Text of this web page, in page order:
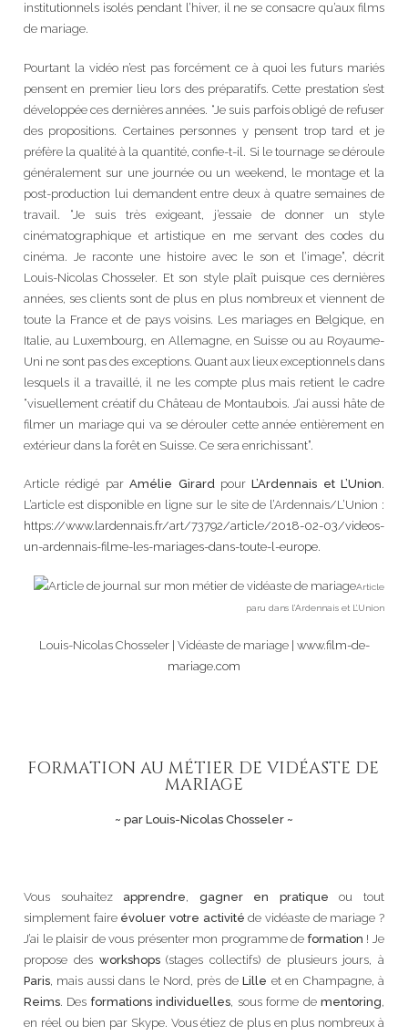
institutionnels isolés pendant l’hiver, il ne se consacre qu’aux films
de mariage.
Pourtant la vidéo n’est pas forcément ce à quoi les futurs mariés
pensent en premier lieu lors des préparatifs. Cette prestation s’est
développée ces dernières années. “Je suis parfois obligé de refuser
des propositions. Certaines personnes y pensent trop tard et je
préfère la qualité à la quantité, confie-t-il. Si le tournage se déroule
généralement sur une journée ou un weekend, le montage et la
post-production lui demandent entre deux à quatre semaines de
travail. “Je suis très exigeant, j’essaie de donner un style
cinématographique et artistique en me servant des codes du
cinéma. Je raconte une histoire avec le son et l’image”, décrit
Louis-Nicolas Chosseler. Et son style plaît puisque ces dernières
années, ses clients sont de plus en plus nombreux et viennent de
toute la France et de pays voisins. Les mariages en Belgique, en
Italie, au Luxembourg, en Allemagne, en Suisse ou au Royaume-
Uni ne sont pas des exceptions. Quant aux lieux exceptionnels dans
lesquels il a travaillé, il ne les compte plus mais retient le cadre
“visuellement créatif du Château de Montaubois. J’ai aussi hâte de
filmer un mariage qui va se dérouler cette année entièrement en
extérieur dans la forêt en Suisse. Ce sera enrichissant”.
Article rédigé parAmélie GirardpourL’Ardennais et L’Union.
L’article est disponible en ligne sur le site de l’Ardennais/L’Union :
https://www.lardennais.fr/art/73792/article/2018-02-03/videos-
un-ardennais-filme-les-mariages-dans-toute-l-europe.
Article
paru dans l’Ardennais et L’Union
Louis-Nicolas Chosseler | Vidéaste de mariage | www.film-de-
mariage.com
FORMATION AU MÉTIER DE VIDÉASTE DE
MARIAGE
~ par Louis-Nicolas Chosseler ~
Vous souhaitez apprendre, gagner en pratique ou tout
simplement faire évoluer votre activité de vidéaste de mariage ?
J’ai le plaisir de vous présenter mon programme de formation ! Je
propose des workshops(stages collectifs) de plusieurs jours, à
Paris, mais aussi dans le Nord, près deLille et en Champagne, à
Reims. Des formations individuelles, sous forme dementoring,
en réel ou bien par Skype. Vous étiez de plus en plus nombreux à